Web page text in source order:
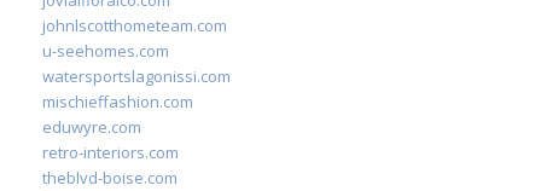
johnlscotthometeam.com
u-seehomes.com
watersportslagonissi.com
mischieffashion.com
eduwyre.com
retro-interiors.com
theblvd-boise.com